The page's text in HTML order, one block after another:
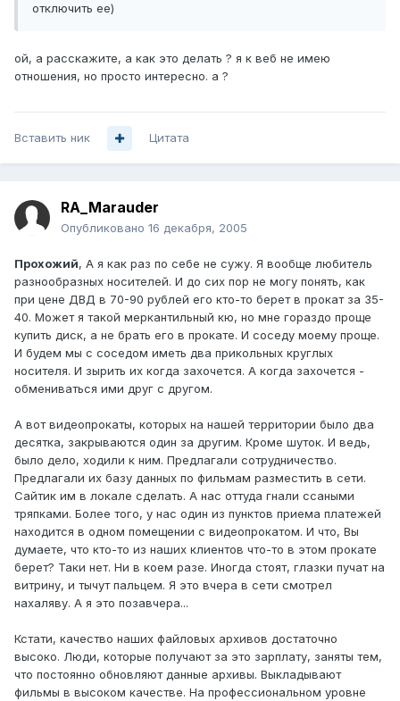
отключить ее)
ой, а расскажите, а как это делать ? я к веб не имею
отношения, но просто интересно. а ?
Вставить ник Цитата
RA_Marauder
Опубликовано 16 декабря, 2005
Прохожий, А я как раз по себе не сужу. Я вообще любитель
разнообразных носителей. И до сих пор не могу понять, как
при цене ДВД в 70-90 рублей его кто-то берет в прокат за 35-
40. Может я такой меркантильный кю, но мне гораздо проще
купить диск, а не брать его в прокате. И соседу моему проще.
И будем мы с соседом иметь два прикольных круглых
носителя. И зырить их когда захочется. А когда захочется -
обмениваться ими друг с другом.
А вот видеопрокаты, которых на нашей территории было два
десятка, закрываются один за другим. Кроме шуток. И ведь,
было дело, ходили к ним. Предлагали сотрудничество.
Предлагали их базу данных по фильмам разместить в сети.
Сайтик им в локале сделать. А нас оттуда гнали ссаными
тряпками. Более того, у нас один из пунктов приема платежей
находится в одном помещении с видеопрокатом. И что, Вы
думаете, что кто-то из наших клиентов что-то в этом прокате
берет? Таки нет. Ни в коем разе. Иногда стоят, глазки пучат на
витрину, и тычут пальцем. Я это вчера в сети смотрел
нахаляву. А я это позавчера...
Кстати, качество наших файловых архивов достаточно
высоко. Люди, которые получают за это зарплату, заняты тем,
что постоянно обновляют данные архивы. Выкладывают
фильмы в высоком качестве. На профессиональном уровне